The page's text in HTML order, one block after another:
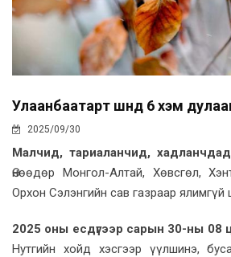
Улаанбаатарт шөнөдөө 6 хэм
2025/09/30
Малчид, тариаланчид,
Өнөөдөр Монгол-Алтай, Хөвсгөл,
Орхон Сэлэнгийн сав газраар ялимгүй
2025 оны есдүгээр сарын 30-ны 08
Нутгийн хойд хэсгээр үүлшинэ,